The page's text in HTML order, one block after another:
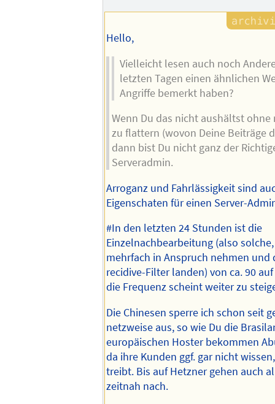
Hello,
Vielleicht lesen auch noch
letzten Tagen einen ähnlichen
Angriffe bemerkt haben?
Wenn Du das nicht aushältst ohne
zu flattern (wovon Deine Beiträge
dann bist Du nicht ganz der
Serveradmin.
Arroganz und Fahrlässigkeit sind
Eigenschaten für einen Server-
#In den letzten 24 Stunden ist die
Einzelnachbearbeitung (also
mehrfach in Anspruch nehmen und
recidive-Filter landen) von ca. 90
die Frequenz scheint weiter zu
Die Chinesen sperre ich schon seit
netzweise aus, so wie Du die
europäischen Hoster bekommen
da ihre Kunden ggf. gar nicht
treibt. Bis auf Hetzner gehen auch
zeitnah nach.